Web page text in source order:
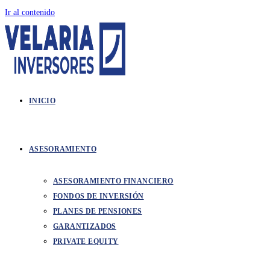
Ir al contenido
INICIO
ASESORAMIENTO
ASESORAMIENTO FINANCIERO
FONDOS DE INVERSIÓN
PLANES DE PENSIONES
GARANTIZADOS
PRIVATE EQUITY